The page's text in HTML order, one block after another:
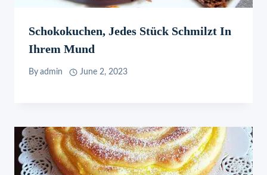
Schokokuchen, Jedes Stück Schmilzt In
Ihrem Mund
By admin June 2, 2023